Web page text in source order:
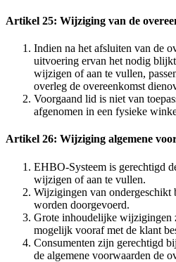
Artikel 25: Wijziging van de
Indien na het afsluiten van de
uitvoering ervan het nodig
wijzigen of aan te vullen,
overleg de overeenkomst
Voorgaand lid is niet van
afgenomen in een fysieke
Artikel 26: Wijziging algemene
EHBO-Systeem is gerechtigd
wijzigen of aan te vullen.
Wijzigingen van ondergeschikt
worden doorgevoerd.
Grote inhoudelijke wijzigingen
mogelijk vooraf met de klant
Consumenten zijn gerechtigd
de algemene voorwaarden de